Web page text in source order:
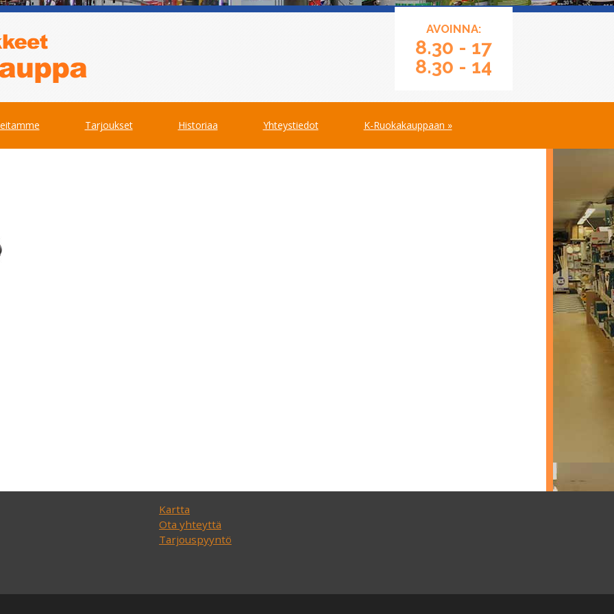
AVOINNA:
8.30 - 17
8.30 - 14
Tarjoukset Historiaa Yhteystiedot K-Ruokakauppaan »
Kartta
Ota yhteyttä
Tarjouspyyntö